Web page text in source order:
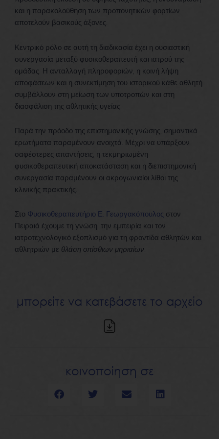
και η παρακολούθηση των προπονητικών φορτίων
αποτελούν βασικούς άξονες.
Κεντρικό ρόλο σε αυτή τη διαδικασία έχει η ουσιαστική
συνεργασία μεταξύ φυσικοθεραπευτή και ιατρού της
ομάδας. Η ανταλλαγή πληροφοριών, η κοινή λήψη
αποφάσεων και η συνεκτίμηση του ιστορικού κάθε αθλητή
συμβάλλουν στη μείωση των υποτροπών και στη
διασφάλιση της αθλητικής υγείας.
Παρά την πρόοδο της επιστημονικής γνώσης, σημαντικά
ερωτήματα παραμένουν ανοιχτά. Μέχρι να υπάρξουν
σαφέστερες απαντήσεις, η τεκμηριωμένη
φυσικοθεραπευτική αποκατάσταση και η διεπιστημονική
συνεργασία παραμένουν οι ακρογωνιαίοι λίθοι της
κλινικής πρακτικής.
Στο Φυσικοθεραπευτήριο Ε. Γεωργακόπουλος στον
Πειραιά έχουμε τη γνώση, την εμπειρία και τον
ιατροτεχνολογικό εξοπλισμό για τη φροντίδα αθλητών και
αθλητριών με θλάση οπίσθιων μηριαίων
μπορείτε να κατεβάσετε το αρχείο
κοινοποίηση σε